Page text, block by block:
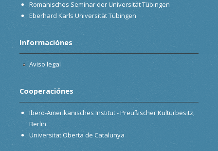
Romanisches Seminar der Universität Tübingen
Eberhard Karls Universität Tübingen
Informaciónes
Aviso legal
Cooperaciónes
Ibero-Amerikanisches Institut - Preußischer Kulturbesitz,
Berlin
Universitat Oberta de Catalunya